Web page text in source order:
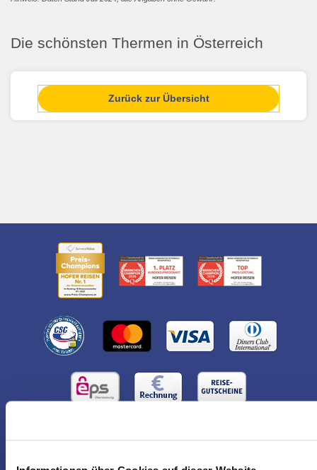
Die schönsten Thermen in Österreich
Zurück zur Übersicht